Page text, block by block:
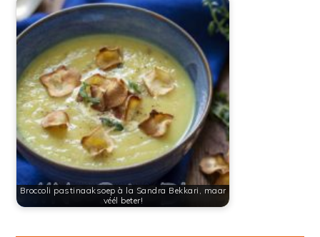
Broccoli pastinaaksoep à la Sandra Bekkari, maar
véél beter!